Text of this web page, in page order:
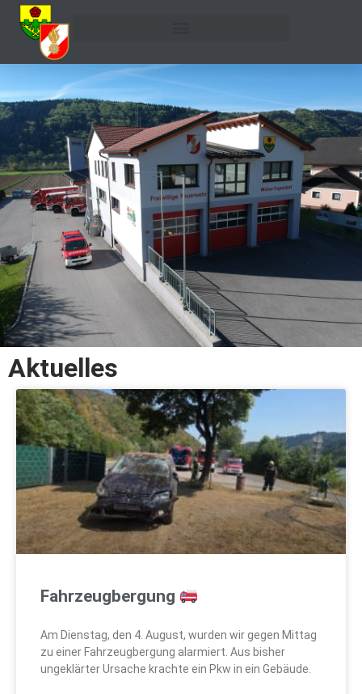
FREIWILLIGE FEUERWEHR WEINS-
YSPERDORF
Die Feuerwehr für
Hofamt Priel
Aktuelles
Fahrzeugbergung
Am Dienstag, den 4. August, wurden wir gegen Mittag
zu einer Fahrzeugbergung alarmiert. Aus bisher
ungeklärter Ursache krachte ein Pkw in ein Gebäude.